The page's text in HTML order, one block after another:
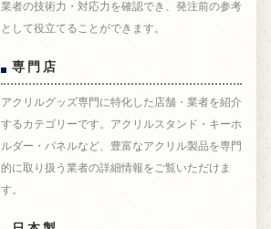
業者の技術力・対応力を確認でき、発注前の参考
として役立てることができます。
専門店
アクリルグッズ専門に特化した店舗・業者を紹介
するカテゴリーです。アクリルスタンド・キーホ
ルダー・パネルなど、豊富なアクリル製品を専門
的に取り扱う業者の詳細情報をご覧いただけま
す。